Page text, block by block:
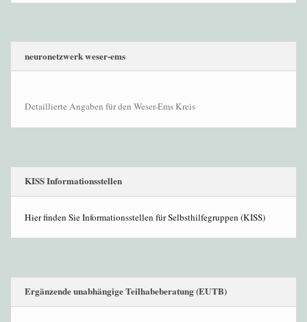
neuronetzwerk weser-ems
Detaillierte Angaben für den Weser-Ems Kreis
KISS Informationsstellen
Hier finden Sie Informationsstellen für Selbsthilfegruppen (KISS)
Ergänzende unabhängige Teilhabeberatung (EUTB)